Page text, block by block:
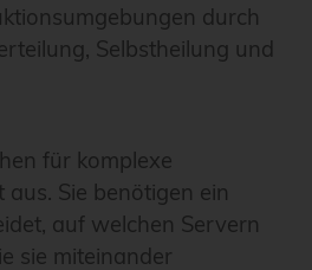
durch
Selbstheilung und
für komplexe
Sie benötigen ein
auf welchen Servern
sie miteinander